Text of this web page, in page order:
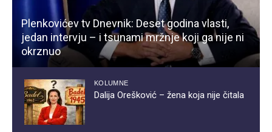
Plenkovićev tv Dnevnik: Deset godina vlasti,
jedan intervju – i tsunami mržnje koji ga nije ni
okrznuo
KOLUMNE
Dalija Orešković – žena koja nije čitala